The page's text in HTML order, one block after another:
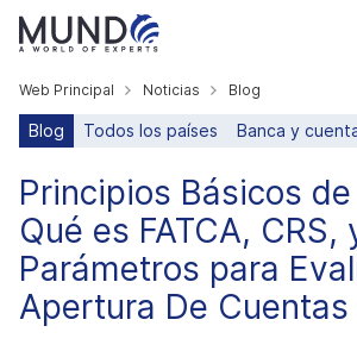
Web Principal Noticias Blog
Blog Todos los países Banca y
Principios Básicos
Qué es FATCA, CRS,
Parámetros para
Apertura De Cuentas